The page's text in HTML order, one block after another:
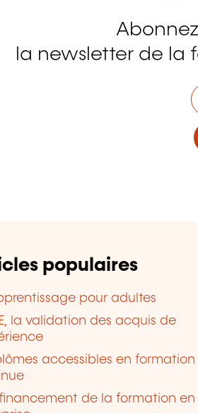
la newsletter de la
populaires
pour adultes
la validation des acquis de
accessibles en formation
de la formation en